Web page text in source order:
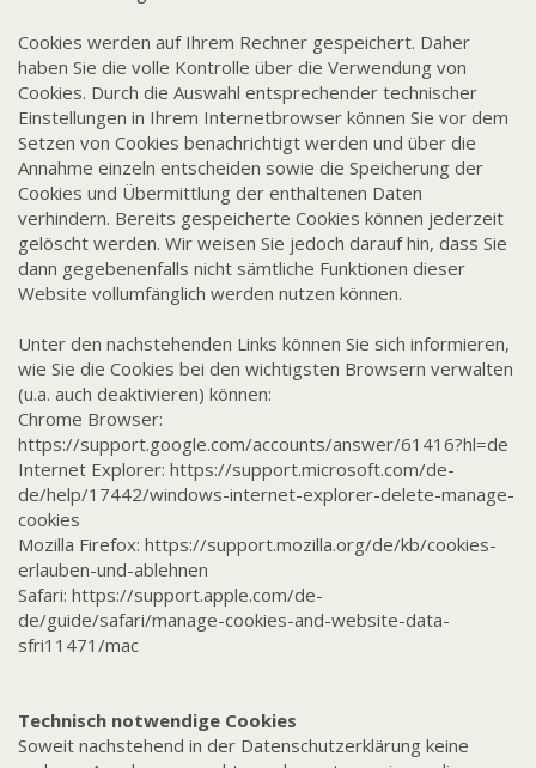
Cookies werden auf Ihrem Rechner gespeichert. Daher
haben Sie die volle Kontrolle über die Verwendung von
Cookies. Durch die Auswahl entsprechender technischer
Einstellungen in Ihrem Internetbrowser können Sie vor dem
Setzen von Cookies benachrichtigt werden und über die
Annahme einzeln entscheiden sowie die Speicherung der
Cookies und Übermittlung der enthaltenen Daten
verhindern. Bereits gespeicherte Cookies können jederzeit
gelöscht werden. Wir weisen Sie jedoch darauf hin, dass Sie
dann gegebenenfalls nicht sämtliche Funktionen dieser
Website vollumfänglich werden nutzen können.
Unter den nachstehenden Links können Sie sich informieren,
wie Sie die Cookies bei den wichtigsten Browsern verwalten
(u.a. auch deaktivieren) können:
Chrome Browser:
https://support.google.com/accounts/answer/61416?hl=de
Internet Explorer: https://support.microsoft.com/de-
de/help/17442/windows-internet-explorer-delete-manage-
cookies
Mozilla Firefox: https://support.mozilla.org/de/kb/cookies-
erlauben-und-ablehnen
Safari: https://support.apple.com/de-
de/guide/safari/manage-cookies-and-website-data-
sfri11471/mac
Technisch notwendige Cookies
Soweit nachstehend in der Datenschutzerklärung keine